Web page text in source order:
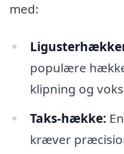
med:
populære
klipning og
Taks-hække:
kræver